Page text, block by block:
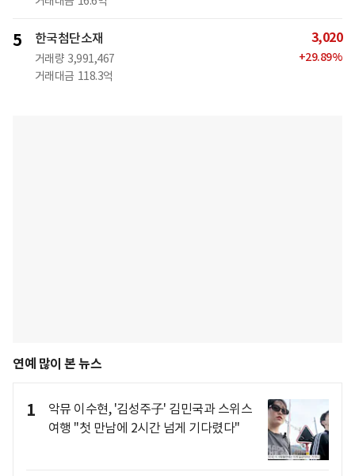
5 한국첨단소재
거래량 3,991,467
거래대금 118.3억
3,020
+29.89%
연예 많이 본 뉴스
1
악뮤 이수현, '김성주子' 김민국과 스위스
여행 "첫 만남에 2시간 넘게 기다렸다"